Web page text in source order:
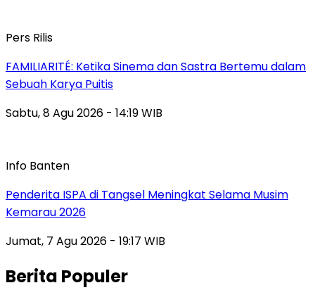
Pers Rilis
FAMILIARITÉ: Ketika Sinema dan Sastra Bertemu dalam
Sebuah Karya Puitis
Sabtu, 8 Agu 2026 - 14:19 WIB
Info Banten
Penderita ISPA di Tangsel Meningkat Selama Musim
Kemarau 2026
Jumat, 7 Agu 2026 - 19:17 WIB
Berita Populer